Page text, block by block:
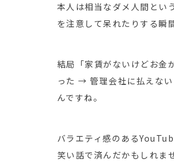
本人は相当なダメ人間とい
を注意して呆れたりする瞬
結局「家賃がないけどお
った → 管理会社に払えな
んですね。
バラエティ感のある
笑い話で済んだかもしれま